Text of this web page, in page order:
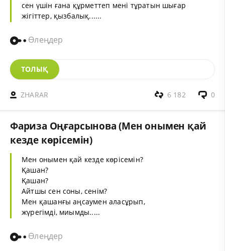
сен үшін ғана құрметтеп мені тұратын шығар
жігіттер, қызбалық......
Өлеңдер
ТОЛЫҚ
ZHARAR 0
6 182
Фариза Оңғарсынова (Мен онымен қай
кезде көрісемін)
Мен онымен қай кезде көрісемін?
Қашан?
Қашан?
Айтшы сен соны, сенім?
Мен қашанғы аңсаумен аласұрып,
жүрегімді, миымды.....
Өлеңдер